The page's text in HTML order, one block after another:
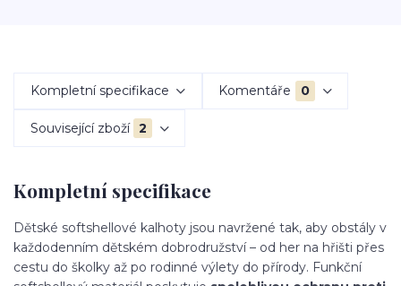
Kompletní specifikace Komentáře 0
Související zboží 2
Kompletní specifikace
Dětské softshellové kalhoty jsou navržené tak, aby obstály v
každodenním dětském dobrodružství – od her na hřišti přes
cestu do školky až po rodinné výlety do přírody. Funkční